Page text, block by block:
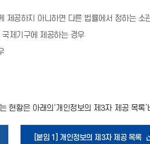
제공하지 아니하면 다른 법률에서 정하는
제기구에 제공하는 경우
현황은 아래의‘개인정보의 제3자 제공 목록
[붙임 1] 개인정보의 제3자 제공 목록다